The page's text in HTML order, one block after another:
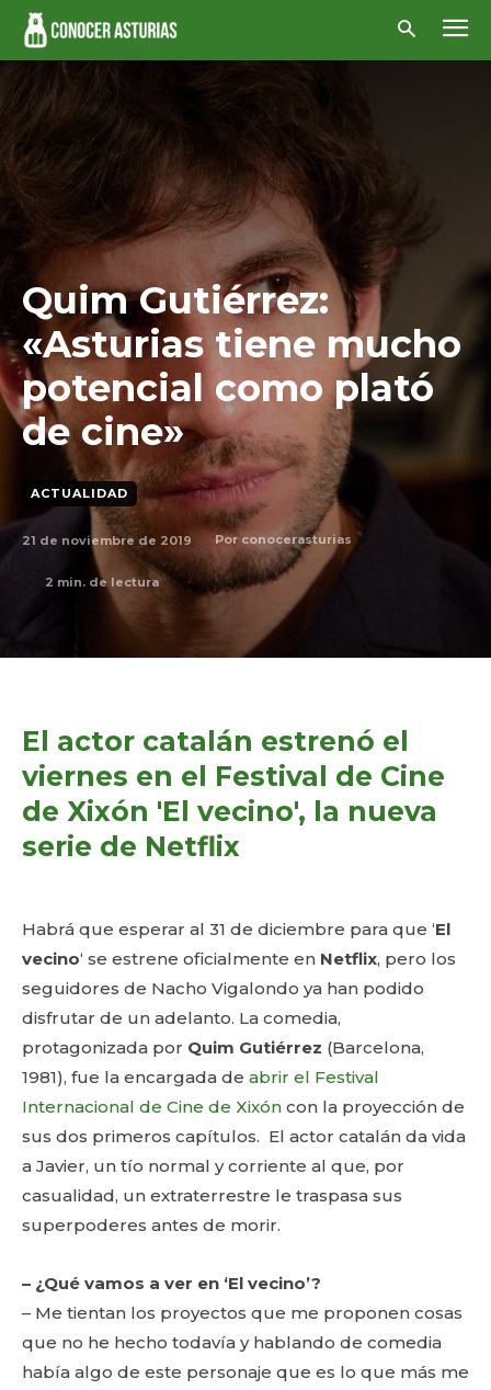
Quim Gutiérrez:
«Asturias tiene mucho
potencial como plató
de cine»
ACTUALIDAD
21 de noviembre de 2019 Por conocerasturias
2 min. de lectura
El actor catalán estrenó el
viernes en el Festival de Cine
de Xixón 'El vecino', la nueva
serie de Netflix
Habrá que esperar al 31 de diciembre para que ‘El
vecino‘ se estrene oficialmente en Netflix, pero los
seguidores de Nacho Vigalondo ya han podido
disfrutar de un adelanto. La comedia,
protagonizada por Quim Gutiérrez (Barcelona,
1981), fue la encargada de abrir el Festival
Internacional de Cine de Xixón con la proyección de
sus dos primeros capítulos. El actor catalán da vida
a Javier, un tío normal y corriente al que, por
casualidad, un extraterrestre le traspasa sus
superpoderes antes de morir.
– ¿Qué vamos a ver en ‘El vecino’?
– Me tientan los proyectos que me proponen cosas
que no he hecho todavía y hablando de comedia
había algo de este personaje que es lo que más me